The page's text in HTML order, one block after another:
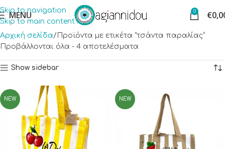
Skip to navigation
Skip to main content
MENU 0 €
Αρχική σελίδα
Προϊόντα με ετικέτα “τσάντα παραλίας”
Προβάλλονται όλα - 4 αποτελέσματα
Show sidebar
NEW NEW